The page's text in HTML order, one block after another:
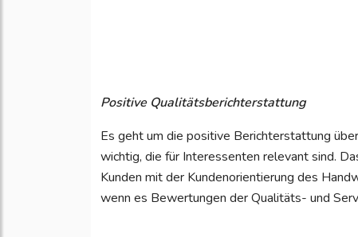
Positive Qualitätsberichterstattung
Es geht um die positive Berichterstattung
wichtig, die für Interessenten relevant sind.
Kunden mit der Kundenorientierung des
wenn es Bewertungen der Qualitäts- und